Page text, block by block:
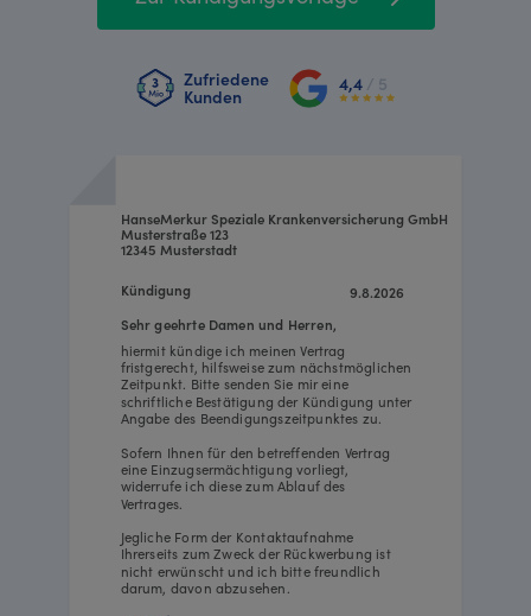
Zufriedene
Kunden
4,4 / 5
9.8.2026
HanseMerkur Speziale Krankenversicherung GmbH
Musterstraße 123
12345 Musterstadt
hiermit kündige ich meinen Vertrag
fristgerecht, hilfsweise zum nächstmöglichen
Zeitpunkt. Bitte senden Sie mir eine
schriftliche Bestätigung der Kündigung unter
Angabe des Beendigungszeitpunktes zu.
Sofern Ihnen für den betreffenden Vertrag
eine Einzugsermächtigung vorliegt,
widerrufe ich diese zum Ablauf des
Vertrages.
Jegliche Form der Kontaktaufnahme
Ihrerseits zum Zweck der Rückwerbung ist
nicht erwünscht und ich bitte freundlich
darum, davon abzusehen.
Sehr geehrte Damen und Herren,
Kündigung